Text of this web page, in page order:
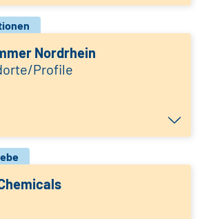
Nordrhein
Profile